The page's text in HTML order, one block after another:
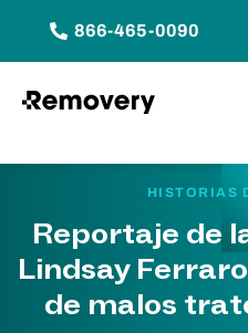
866-465-0090
HISTORIAS
Reportaje de
Lindsay
de malos